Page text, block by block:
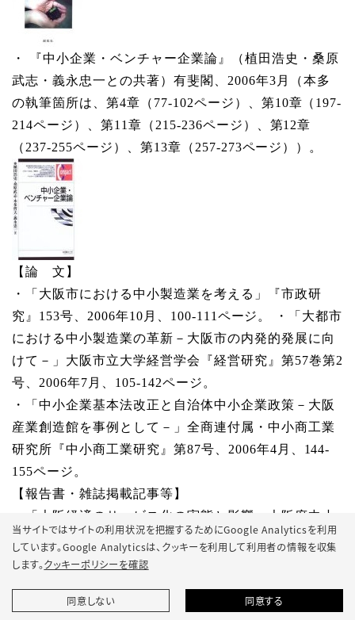
・ 『中小企業・ベンチャー企業論』（植田浩史・桑原
武志・義永忠一との共著）有斐閣、2006年3月（本多
の執筆箇所は、第4章（77-102ページ）、第10章（197-
214ページ）、第11章（215-236ページ）、第12章
（237-255ページ）、第13章（257-273ページ））。
【論 文】
・「大阪市における中小製造業を考える」『市政研
究』153号、2006年10月、100-111ページ。 ・「大都市
における中小製造業の革新－大阪市の内発的発展に向
けて－」大阪市立大学経営学会『経営研究』第57巻第2
号、2006年7月、105-142ページ。
・「中小企業基本法改正と自治体中小企業政策－大阪
産業創造館を事例として－」全商連付属・中小商工業
研究所『中小商工業研究』第87号、2006年4月、144-
155ページ。
【報告書・雑誌掲載記事等】
・「大阪経済のサービス化の実態と影響」大阪府中小
企業家同友会『大阪のサービス業調査結果報告書』第6
章、2006年3月、89-104ページ。
書』、2006年3月、39-40ページ。
当サイトではサイトの利用状況を把握するためにGoogle Analyticsを利用
しています。Google Analyticsは、 クッキーを利用して利用者の情報を収集
します。クッキーポリシーを確認
同意しない 同意する